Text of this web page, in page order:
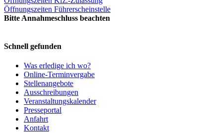
Öffnungszeiten Führerscheinstelle
Bitte Annahmeschluss beachten
Schnell gefunden
Was erledige ich wo?
Online-Terminvergabe
Stellenangebote
Ausschreibungen
Veranstaltungskalender
Presseportal
Anfahrt
Kontakt